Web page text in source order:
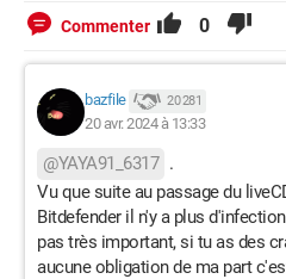
Commenter 0
bazfile 20 281
20 avr. 2024 à 13:33
@YAYA91_6317 .
Vu que suite au passage du
Bitdefender il n'y a plus
pas très important, si tu as des
aucune obligation de ma part